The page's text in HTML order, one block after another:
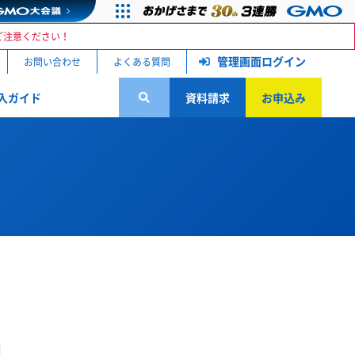
意ください！
お問い合わせ
よくある質問
ガイド 資料請求 お申込み
管理画面ログイン